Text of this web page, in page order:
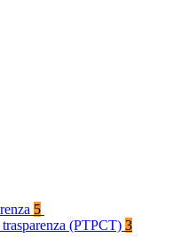
5
(PTPCT) 3